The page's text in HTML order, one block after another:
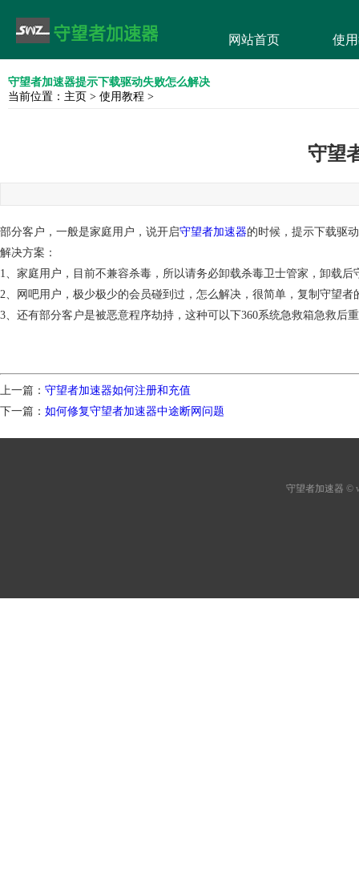
网站首页 使
守望者加速器提示下载驱动失败怎么解决
当前位置： 主页 > 使用教程 >
守望
部分客户，一般是家庭用户，说开启守望者加速器的时候，提示下载驱
解决方案：
1、家庭用户，目前不兼容杀毒，所以请务必卸载杀毒卫士管家，卸载
2、网吧用户，极少极少的会员碰到过，怎么解决，很简单，复制守望者
3、还有部分客户是被恶意程序劫持，这种可以下360系统急救箱急救后
上一篇： 守望者加速器如何注册和充值
下一篇： 如何修复守望者加速器中途断网问题
守望者加速器 ©